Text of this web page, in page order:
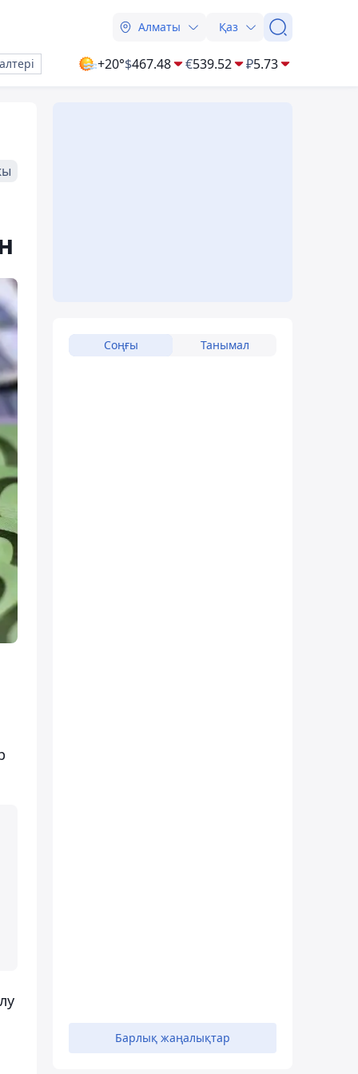
Алматы Қаз
+20°$467.48 €539.52 ₽5.73
Соңғы Танымал
Барлық жаңалықтар